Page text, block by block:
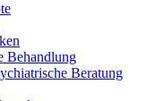
Behandlung
Beratung